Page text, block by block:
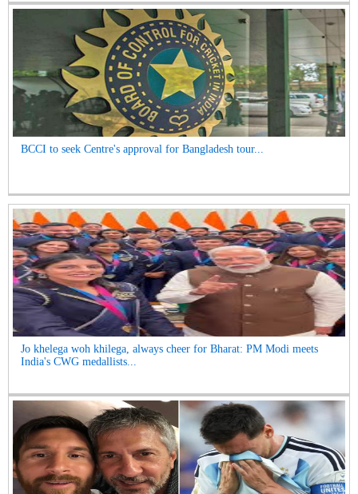
BCCI to seek Centre's approval for Bangladesh tour...
Jo khelega woh khilega, always cheer for Bharat: PM Modi meets
India's CWG medallists...